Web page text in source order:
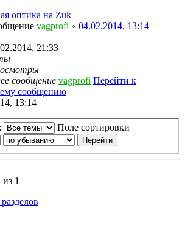
оптика на Zuk
vagprofi « 04.02.2014, 13:14
21:33
сообщение vagprofi Перейти к
сообщению
13:14
Поле сортировки
из 1